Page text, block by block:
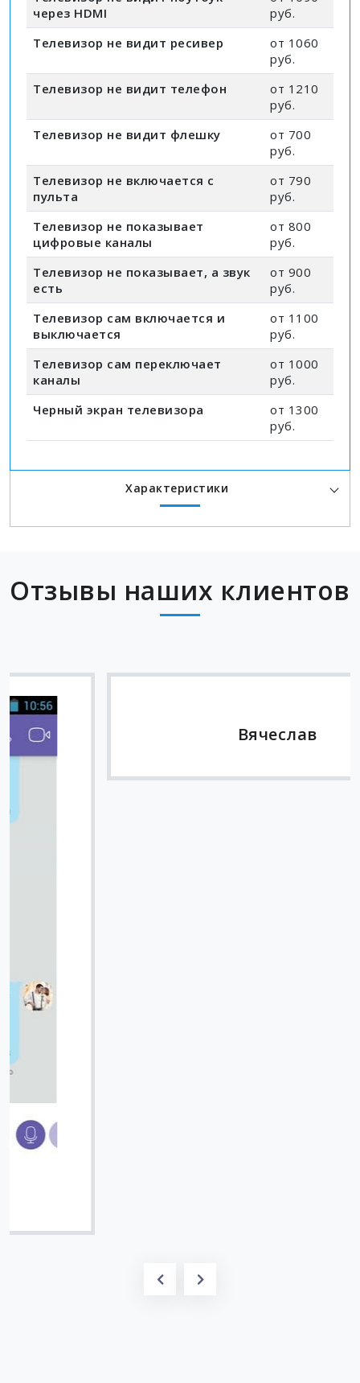
через HDMI
руб.
Телевизор не видит ресивер
от 1060
руб.
Телевизор не видит телефон
от 1210
руб.
Телевизор не видит флешку
от 700
руб.
Телевизор не включается с
пульта
от 790
руб.
Телевизор не показывает
цифровые каналы
от 800
руб.
Телевизор не показывает, а звук
есть
от 900
руб.
Телевизор сам включается и
выключается
от 1100
руб.
Телевизор сам переключает
каналы
от 1000
руб.
Черный экран телевизора
от 1300
руб.
Характеристики
Отзывы наших клиентов